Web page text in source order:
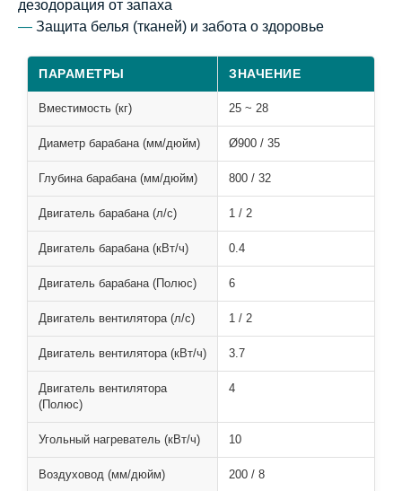
дезодорация от запаха
— Защита белья (тканей) и забота о здоровье
ПАРАМЕТРЫ ЗНАЧЕНИЕ
Вместимость (кг) 25 ~ 28
Диаметр барабана (мм/дюйм) Ø900 / 35
Глубина барабана (мм/дюйм) 800 / 32
Двигатель барабана (л/с) 1 / 2
Двигатель барабана (кВт/ч) 0.4
Двигатель барабана (Полюс) 6
Двигатель вентилятора (л/с) 1 / 2
Двигатель вентилятора (кВт/ч) 3.7
Двигатель вентилятора
(Полюс)
4
Угольный нагреватель (кВт/ч) 10
Воздуховод (мм/дюйм) 200 / 8